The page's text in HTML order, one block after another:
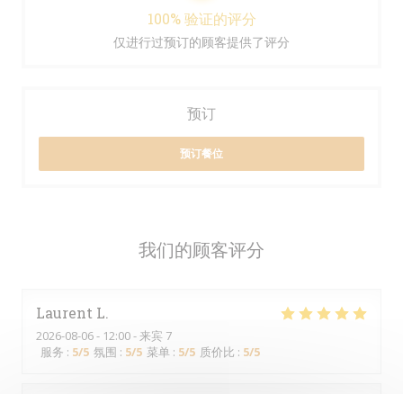
我们的顾客评分
Laurent L
2026-08-06- 12:00 - 来宾 7
服务 : 5/5 氛围 : 5/5 菜单 : 5/5 质价比 : 5/5
100% 验证的评分
仅进行过预订的顾客提供了评分
预订
预订餐位